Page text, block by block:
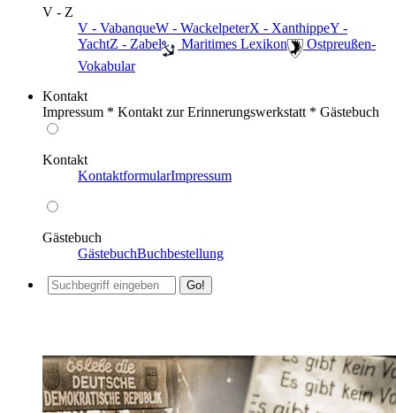
V - Z
V - VabanqueW - WackelpeterX - XanthippeY -
YachtZ - Zabel ️ Maritimes Lexikon
️ Ostpreußen-
Vokabular
Kontakt
Impressum * Kontakt zur Erinnerungswerkstatt * Gästebuch
Kontakt
KontaktformularImpressum
Gästebuch
GästebuchBuchbestellung